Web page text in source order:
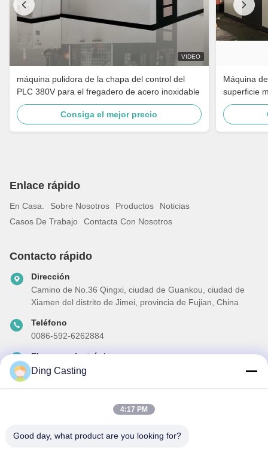
VIDEO
máquina pulidora de la chapa del control del
PLC 380V para el fregadero de acero inoxidable
Consiga el mejor precio
Máquina
superficie
grifo de
inoxidable
Enlace rápido
En Casa. Sobre Nosotros Productos
Noticias
Casos De Trabajo
Contacta Con Nosotros
Contacto rápido
Dirección
Camino de No.36 Qingxi, ciudad de Guankou, ciudad de
Xiamen del distrito de Jimei, provincia de Fujian, China
Teléfono
0086-592-6262884
El correo electrónico
dzivy@idzxm.cn
Suscríbete a nuestro boletín para obtener descuentos y más.
Ding Casting
4:17 PM
Good day, what product are you looking for?